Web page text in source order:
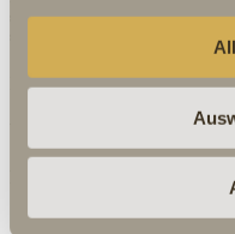
spüren, dass auf dieser Fahrt
Das erwartet Sie:
Voraussetzung ist eine
Pro Tisch sind 2 bis max.